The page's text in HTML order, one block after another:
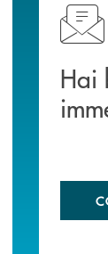
Hai
Hai